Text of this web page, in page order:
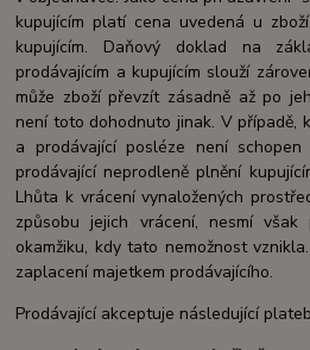
kupujícím platí cena uvedená u
kupujícím. Daňový doklad na
prodávajícím a kupujícím slouží
může zboží převzít zásadně až po
není toto dohodnuto jinak. V případě,
a prodávající posléze není
prodávající neprodleně plnění
Lhůta k vrácení vynaložených
způsobu jejich vrácení, nesmí
okamžiku, kdy tato nemožnost
zaplacení majetkem prodávajícího.
Prodávající akceptuje následující